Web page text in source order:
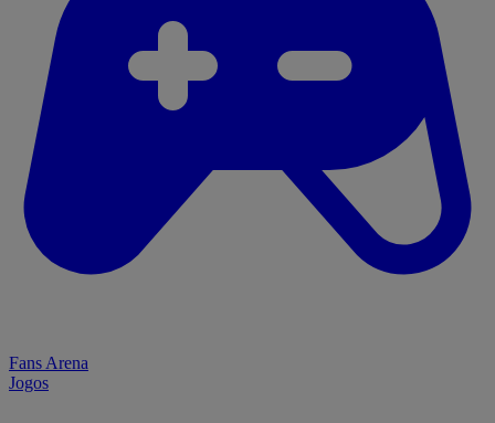
Fans Arena
Jogos